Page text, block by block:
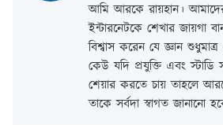
আমি আরকে রায়হান।
ইন্টারনেটকে শেখার জায়গা
বিশ্বাস করেন যে জ্ঞান
কেউ যদি প্রযুক্তি এবং
শেয়ার করতে চায় তাহলে
তাকে সর্বদা স্বাগত জানানো